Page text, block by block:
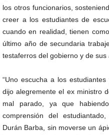
los otros funcionarios,
creer a los estudiantes de
cuando en realidad, tienen
último año de secundaria
testaferros del gobierno y de sus
“Uno escucha a los
dijo alegremente el ex ministro
mal parado, ya que
comprensión del
Durán Barba, sin moverse un